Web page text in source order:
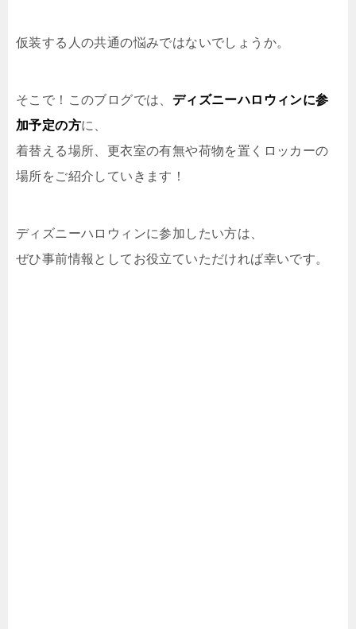
仮装する人の共通の悩みではないでしょうか。
そこで！このブログでは、 ディズニーハロウィンに参
加予定の方に、
着替える場所、更衣室の有無や荷物を置くロッカーの
場所をご紹介していきます！
ディズニーハロウィンに参加したい方は、
ぜひ事前情報としてお役立ていただければ幸いです。